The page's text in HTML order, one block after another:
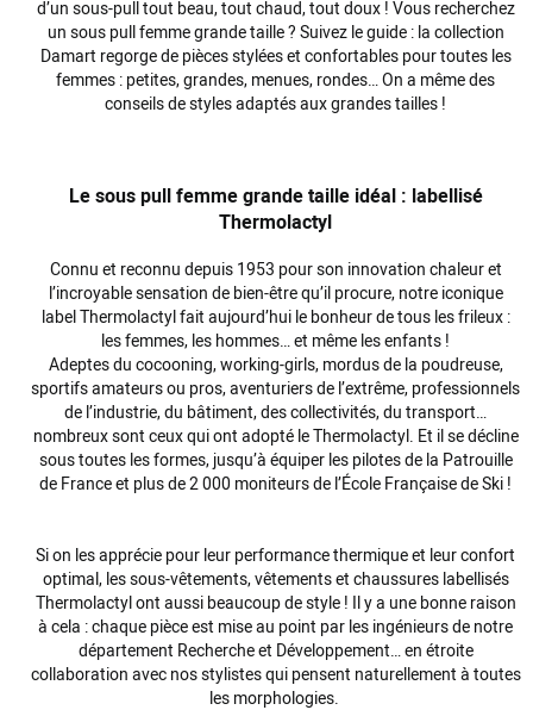
d’un sous-pull tout beau, tout chaud, tout doux! Vous recherchez
un sous pull femme grande taille? Suivez le guide : la collection
Damart regorge de piècesstylées et confortables pour toutes les
femmes : petites, grandes, menues, rondes … On a même des
conseils destylesadaptés auxgrandes tailles !
Le sous pull femme grande taille idéal : labellisé
Thermolactyl
Connu et reconnu depuis 1953 pour son innovation chaleur et
l’incroyable sensation de bien-être qu’il procure, notre iconique
label Thermolactyl fait aujourd’hui le bonheur de tous les frileux :
lesfemmes, les hommes… et même les enfants !
Adeptes du cocooning, working-girls, mordus de la poudreuse,
sportifs amateurs ou pros, aventuriers de l’extrême, professionnels
de l’industrie, du bâtiment, des collectivités, du transport…
nombreux sont ceux qui ont adopté le Thermolactyl. Et il se décline
sous toutes lesformes, jusqu’à équiper les pilotes de la Patrouille
de France et plus de 2 000 moniteurs de l’École Française de Ski !
Si on les apprécie pour leur performance thermique et leur confort
optimal, les sous-vêtements, vêtements et chaussures labellisés
Thermolactyl ont aussi beaucoup de style ! Il y a une bonne raison
à cela : chaque pièce est mise au point par les ingénieurs de notre
département Recherche et Développement… en étroite
collaboration avec nos stylistes qui pensent naturellement à toutes
les morphologies.